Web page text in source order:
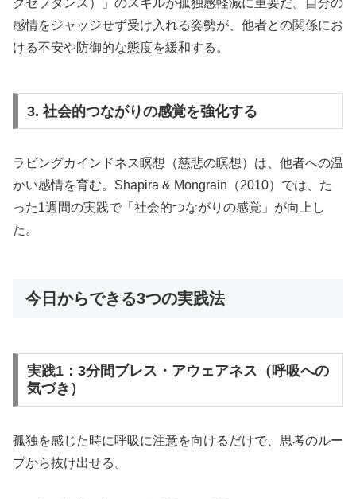
感情をジャッジせず受け入れる姿勢が、他者との関係にお
ける不安や防御的な態度を緩和する。
3. 社会的つながりの感覚を強化する
ラビングカインドネス瞑想（慈悲の瞑想）は、他者への温
かい感情を育む。Shapira & Mongrain（2010）では、た
った1週間の実践で「社会的つながりの感覚」が向上し
た。
今日からできる3つの実践法
実践1：3分間ブレス・アウェアネス（呼吸への
気づき）
孤独を感じた時に呼吸に注意を向けるだけで、思考のルー
プから抜け出せる。